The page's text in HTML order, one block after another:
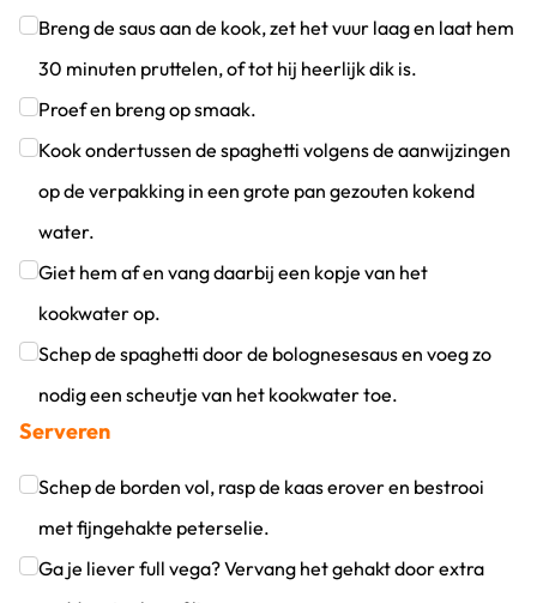
Klik om dit selectievakje aan te vinken
Breng de saus aan de kook, zet het vuur laag en laat hem
30 minuten pruttelen, of tot hij heerlijk dik is.
Klik om dit selectievakje aan te vinken
Proef en breng op smaak.
Klik om dit selectievakje aan te vinken
Kook ondertussen de spaghetti volgens de aanwijzingen
op de verpakking in een grote pan gezouten kokend
water.
Klik om dit selectievakje aan te vinken
Giet hem af en vang daarbij een kopje van het
kookwater op.
Klik om dit selectievakje aan te vinken
Schep de spaghetti door de bolognesesaus en voeg zo
nodig een scheutje van het kookwater toe.
Klik om dit selectievakje aan te vinken
Serveren
Schep de borden vol, rasp de kaas erover en bestrooi
met fijngehakte peterselie.
Klik om dit selectievakje aan te vinken
Ga je liever full vega? Vervang het gehakt door extra